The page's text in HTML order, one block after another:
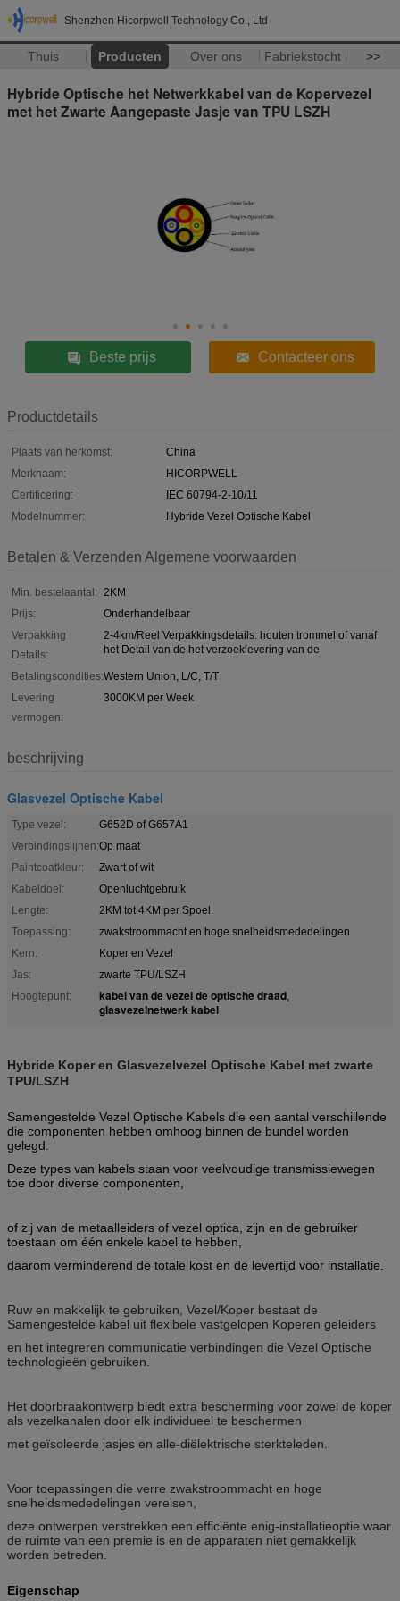
Shenzhen Hicorpwell Technology Co., Ltd
Thuis Producten Over ons Fabriekstocht >>
Hybride Optische het Netwerkkabel van de Kopervezel
met het Zwarte Aangepaste Jasje van TPU LSZH
Beste prijs Contacteer ons
Productdetails
Plaats van herkomst:
China
Merknaam:
HICORPWELL
Certificering:
IEC 60794-2-10/11
Modelnummer:
Hybride Vezel Optische Kabel
Betalen & Verzenden Algemene voorwaarden
Min. bestelaantal: 2KM
Prijs:
Onderhandelbaar
Verpakking
Details:
2-4km/Reel Verpakkingsdetails: houten trommel of vanaf
het Detail van de het verzoeklevering van de
Betalingscondities:Western Union, L/C, T/T
Levering
vermogen:
3000KM per Week
beschrijving
Glasvezel Optische Kabel
Type vezel:
G652D of G657A1
Verbindingslijnen:Op maat
Paintcoatkleur:
Zwart of wit
Kabeldoel:
Openluchtgebruik
Lengte:
2KM tot 4KM per Spoel.
Toepassing:
zwakstroommacht en hoge snelheidsmededelingen
Kern:
Koper en Vezel
Jas:
zwarte TPU/LSZH
Hoogtepunt:
kabel van de vezel de optische draad,
glasvezelnetwerk kabel
Hybride Koper en Glasvezelvezel Optische Kabel met zwarte
TPU/LSZH
Samengestelde Vezel Optische Kabels die een aantal verschillende
die componenten hebben omhoog binnen de bundel worden
gelegd.
Deze types van kabels staan voor veelvoudige transmissiewegen
toe door diverse componenten,
of zij van de metaalleiders of vezel optica, zijn en de gebruiker
toestaan om één enkele kabel te hebben,
daarom verminderend de totale kost en de levertijd voor installatie.
Ruw en makkelijk te gebruiken, Vezel/Koper bestaat de
Samengestelde kabel uit flexibele vastgelopen Koperen geleiders
en het integreren communicatie verbindingen die Vezel Optische
technologieën gebruiken.
Het doorbraakontwerp biedt extra bescherming voor zowel de koper
als vezelkanalen door elk individueel te beschermen
met geïsoleerde jasjes en alle-diëlektrische sterkteleden.
Voor toepassingen die verre zwakstroommacht en hoge
snelheidsmededelingen vereisen,
deze ontwerpen verstrekken een efficiënte enig-installatieoptie waar
de ruimte van een premie is en de apparaten niet gemakkelijk
worden betreden.
Eigenschap